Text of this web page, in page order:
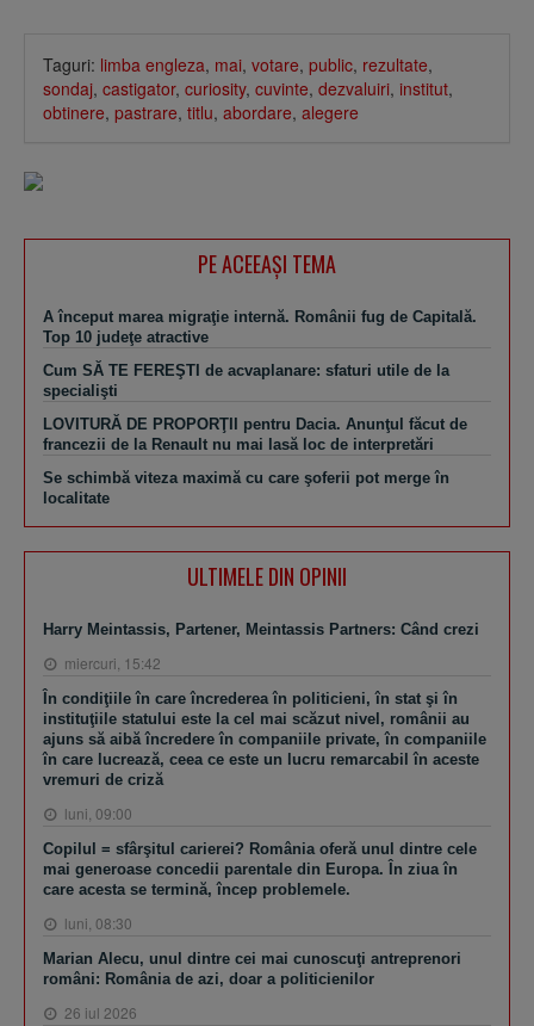
Taguri: limba engleza, mai, votare, public, rezultate,
sondaj, castigator, curiosity, cuvinte, dezvaluiri, institut,
obtinere, pastrare, titlu, abordare, alegere
PE ACEEAŞI TEMA
A început marea migraţie internă. Românii fug de Capitală.
Top 10 judeţe atractive
Cum SĂ TE FEREŞTI de acvaplanare: sfaturi utile de la
specialişti
LOVITURĂ DE PROPORŢII pentru Dacia. Anunţul făcut de
francezii de la Renault nu mai lasă loc de interpretări
Se schimbă viteza maximă cu care şoferii pot merge în
localitate
ULTIMELE DIN OPINII
Harry Meintassis, Partener, Meintassis Partners: Când crezi
miercuri, 15:42
În condiţiile în care încrederea în politicieni, în stat şi în
instituţiile statului este la cel mai scăzut nivel, românii au
ajuns să aibă încredere în companiile private, în companiile
în care lucrează, ceea ce este un lucru remarcabil în aceste
vremuri de criză
luni, 09:00
Copilul = sfârşitul carierei? România oferă unul dintre cele
mai generoase concedii parentale din Europa. În ziua în
care acesta se termină, încep problemele.
luni, 08:30
Marian Alecu, unul dintre cei mai cunoscuţi antreprenori
români: România de azi, doar a politicienilor
26 iul 2026